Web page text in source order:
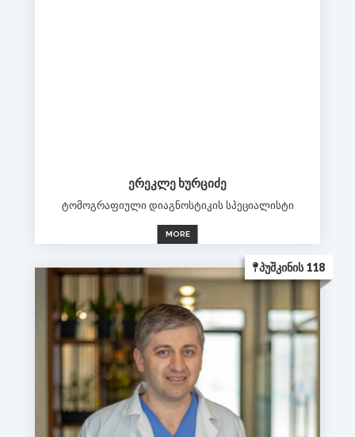
ᲔᲠᲔᲙᲚᲔ ᲮᲣᲠᲪᲘᲫᲔ
ტომოგრაფიული დიაგნოსტიკის სპეციალისტი
MORE
ᲞᲣᲨᲙᲘᲜᲘᲡ 118